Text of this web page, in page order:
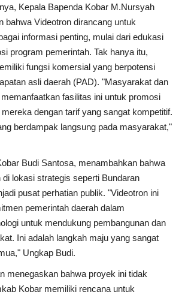
Kepala Bapenda Kobar M.Nursyah
bahwa Videotron dirancang untuk
informasi penting, mulai dari edukasi
program pemerintah. Tak hanya itu,
fungsi komersial yang berpotensi
asli daerah (PAD). "Masyarakat dan
fasilitas ini untuk promosi
dengan tarif yang sangat kompetitif.
berdampak langsung pada masyarakat,"
Budi Santosa, menambahkan bahwa
di lokasi strategis seperti Bundaran
pusat perhatian publik. "Videotron ini
pemerintah daerah dalam
untuk mendukung pembangunan dan
Ini adalah langkah maju yang sangat
Ungkap Budi.
bahwa proyek ini tidak
Kobar memiliki rencana untuk